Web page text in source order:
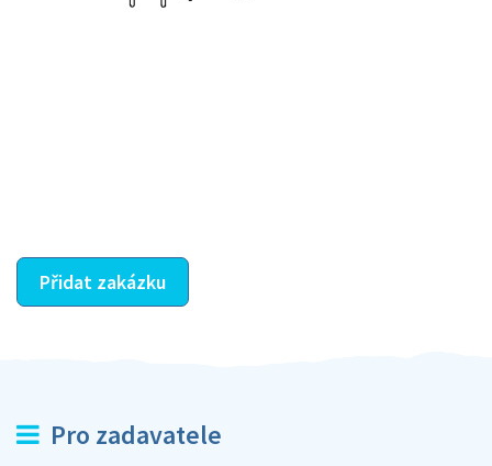
Přidat zakázku
Pro zadavatele